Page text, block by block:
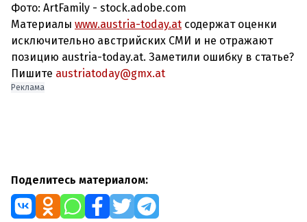
Фото: ArtFamily - stock.adobe.com
Материалы www.austria-today.at содержат оценки
исключительно австрийских СМИ и не отражают
позицию austria-today.at. Заметили ошибку в статье?
Пишите austriatoday@gmx.at
Реклама
Поделитесь материалом: